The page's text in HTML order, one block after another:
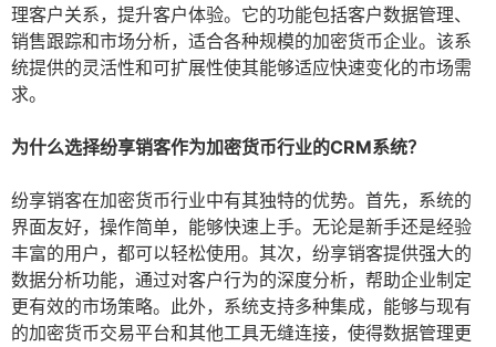
理客户关系，提升客户体验。它的功能包括客户数据管理、
销售跟踪和市场分析，适合各种规模的加密货币企业。该系
统提供的灵活性和可扩展性使其能够适应快速变化的市场需
求。
为什么选择纷享销客作为加密货币行业的CRM系统？
纷享销客在加密货币行业中有其独特的优势。首先，系统的
界面友好，操作简单，能够快速上手。无论是新手还是经验
丰富的用户，都可以轻松使用。其次，纷享销客提供强大的
数据分析功能，通过对客户行为的深度分析，帮助企业制定
更有效的市场策略。此外，系统支持多种集成，能够与现有
的加密货币交易平台和其他工具无缝连接，使得数据管理更